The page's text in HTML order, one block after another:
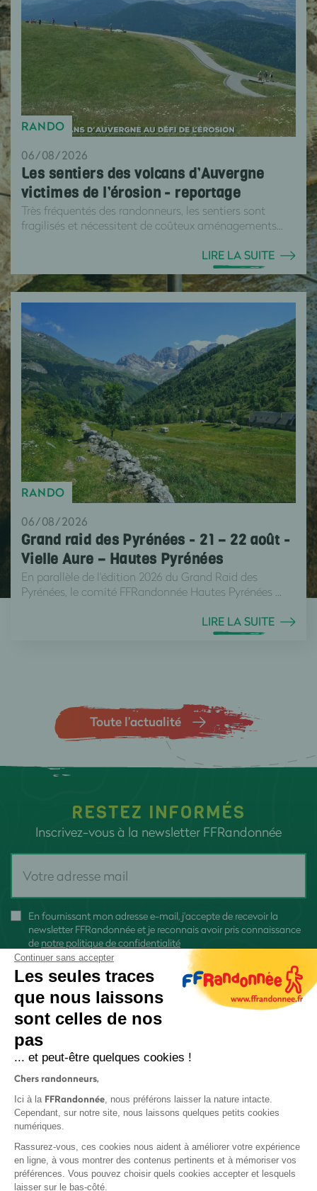
RANDO
06/08/2026
Les sentiers des volcans d’Auvergne
victimes de l’érosion - reportage
Très fréquentés des randonneurs, les sentiers sont
fragilisés et nécessitent de coûteux aménagements...
LIRE LA SUITE
RANDO
06/08/2026
Grand raid des Pyrénées - 21 – 22 août -
Vielle Aure – Hautes Pyrénées
En parallèle de l'édition 2026 du Grand Raid des
Pyrénées, le comité FFRandonnée Hautes Pyrénées ...
LIRE LA SUITE
Toute l’actualité
RESTEZ INFORMÉS
Inscrivez-vous à la newsletter FFRandonnée
En fournissant mon adresse e-mail, j'accepte de recevoir la
newsletter FFRandonnée et je reconnais avoir pris connaissance
de notre politique de confidentialité
Protection des données
Politique de confidentialité
Continuer sans accepter
Les seules traces
que nous laissons
sont celles de nos
pas
... et peut-être quelques cookies !
Chers randonneurs,
Ici à la FFRandonnée, nous préférons laisser la nature intacte.
Cependant, sur notre site, nous laissons quelques petits cookies
numériques.
Rassurez-vous, ces cookies nous aident à améliorer votre expérience
en ligne, à vous montrer des contenus pertinents et à mémoriser vos
préférences. Vous pouvez choisir quels cookies accepter et lesquels
laisser sur le bas-côté.